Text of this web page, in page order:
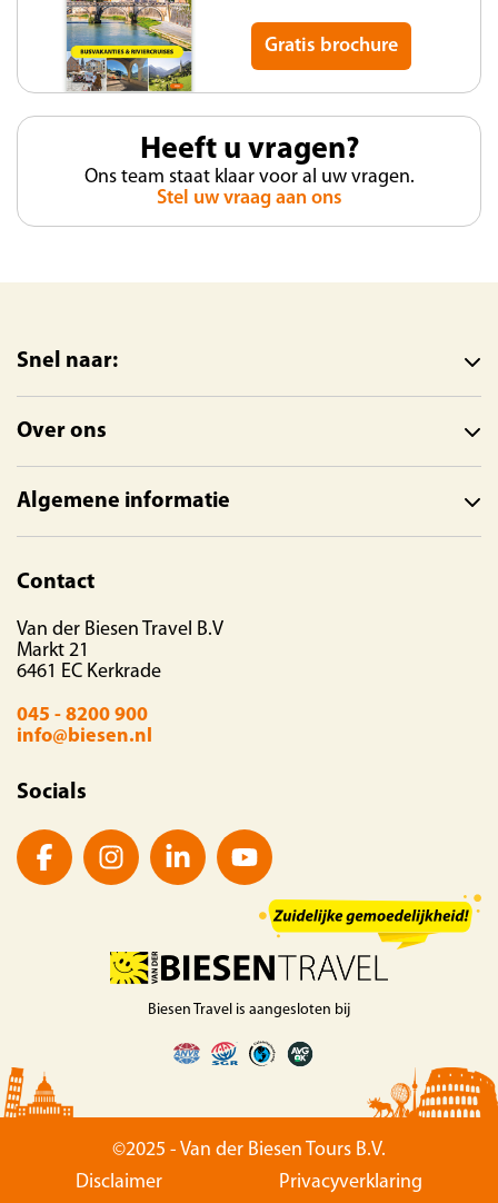
Gratis brochure
Heeft u vragen?
Ons team staat klaar voor al uw vragen.
Stel uw vraag aan ons
Snel naar:
Over ons
Algemene informatie
Contact
Van der Biesen Travel B.V
Markt 21
6461 EC Kerkrade
045 - 8200 900
info@biesen.nl
Socials
Biesen Travel is aangesloten bij
©2025 - Van der Biesen Tours B.V.
Disclaimer
Privacyverklaring